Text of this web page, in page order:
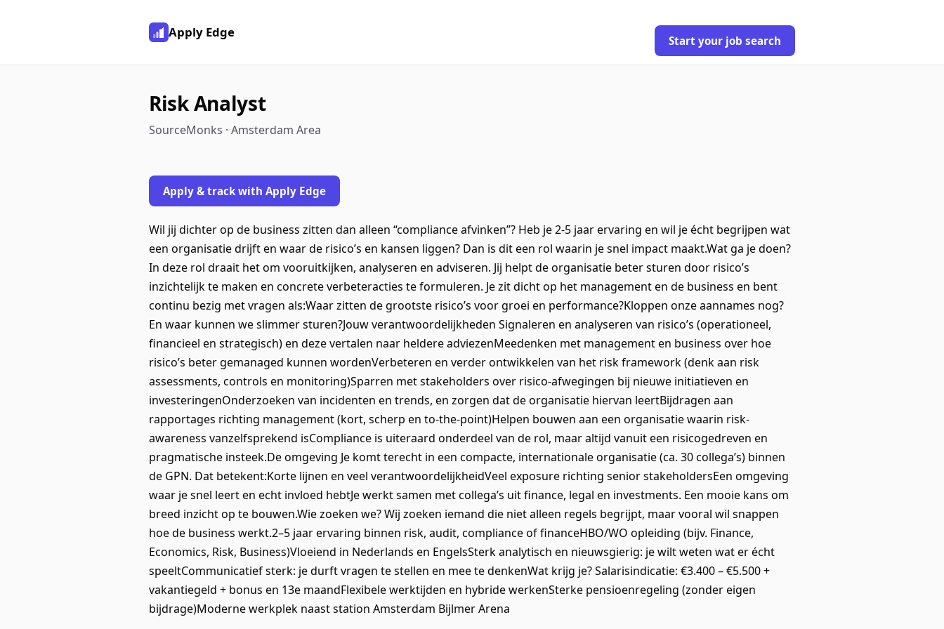
Apply Edge
Start your job search
Risk Analyst
SourceMonks · Amsterdam Area
Apply & track with Apply Edge
Wil jij dichter op de business zitten dan alleen “compliance afvinken”? Heb je 2-5 jaar ervaring en wil je écht begrijpen wat
een organisatie drijft en waar de risico’s en kansen liggen? Dan is dit een rol waarin je snel impact maakt.Wat ga je doen?
In deze rol draait het om vooruitkijken, analyseren en adviseren. Jij helpt de organisatie beter sturen door risico’s
inzichtelijk te maken en concrete verbeteracties te formuleren. Je zit dicht op het management en de business en bent
continu bezig met vragen als:Waar zitten de grootste risico’s voor groei en performance?Kloppen onze aannames nog?
En waar kunnen we slimmer sturen?Jouw verantwoordelijkheden Signaleren en analyseren van risico’s (operationeel,
financieel en strategisch) en deze vertalen naar heldere adviezenMeedenken met management en business over hoe
risico’s beter gemanaged kunnen wordenVerbeteren en verder ontwikkelen van het risk framework (denk aan risk
assessments, controls en monitoring)Sparren met stakeholders over risico-afwegingen bij nieuwe initiatieven en
investeringenOnderzoeken van incidenten en trends, en zorgen dat de organisatie hiervan leertBijdragen aan
rapportages richting management (kort, scherp en to-the-point)Helpen bouwen aan een organisatie waarin risk-
awareness vanzelfsprekend isCompliance is uiteraard onderdeel van de rol, maar altijd vanuit een risicogedreven en
pragmatische insteek.De omgeving Je komt terecht in een compacte, internationale organisatie (ca. 30 collega’s) binnen
de GPN. Dat betekent:Korte lijnen en veel verantwoordelijkheidVeel exposure richting senior stakeholdersEen omgeving
waar je snel leert en echt invloed hebtJe werkt samen met collega’s uit finance, legal en investments. Een mooie kans om
breed inzicht op te bouwen.Wie zoeken we? Wij zoeken iemand die niet alleen regels begrijpt, maar vooral wil snappen
hoe de business werkt.2–5 jaar ervaring binnen risk, audit, compliance of financeHBO/WO opleiding (bijv. Finance,
Economics, Risk, Business)Vloeiend in Nederlands en EngelsSterk analytisch en nieuwsgierig: je wilt weten wat er écht
speeltCommunicatief sterk: je durft vragen te stellen en mee te denkenWat krijg je? Salarisindicatie: €3.400 – €5.500 +
vakantiegeld + bonus en 13e maandFlexibele werktijden en hybride werkenSterke pensioenregeling (zonder eigen
bijdrage)Moderne werkplek naast station Amsterdam Bijlmer Arena